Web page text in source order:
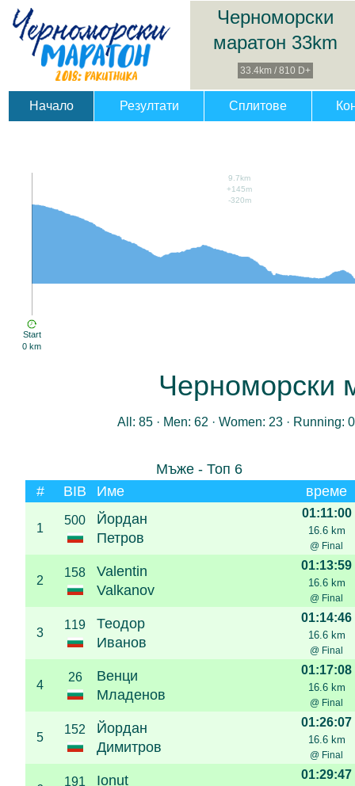
Черноморски
маратон 33km
33.4km / 810 D+
Начало Резултати Сплитове
Start
0 km
9.7km
+145m
-320m
Черноморски
All: 85 · Men: 62 · Women: 23 · Running:
Мъже - Топ 6
#
BIB Име време
1
500
Йордан
Петров
01:11:00
16.6 km
@ Final
2
158
Valentin
Valkanov
01:13:59
16.6 km
@ Final
3
119
Теодор
Иванов
01:14:46
16.6 km
@ Final
4
26
Венци
Младенов
01:17:08
16.6 km
@ Final
5
152
Йордан
Димитров
01:26:07
16.6 km
@ Final
191
Ionut
01:29:47